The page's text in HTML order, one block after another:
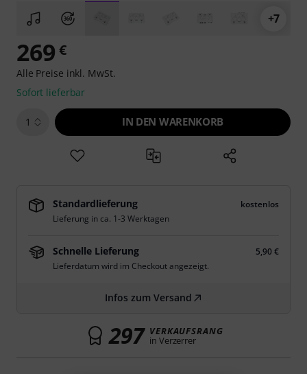
+7
269 €
Alle Preise inkl. MwSt.
Sofort lieferbar
1 IN DEN WARENKORB
Standardlieferung
kostenlos
Lieferung in ca. 1-3 Werktagen
Schnelle Lieferung
5,90 €
Lieferdatum wird im Checkout angezeigt.
Infos zum Versand
297 VERKAUFSRANG
in Verzerrer